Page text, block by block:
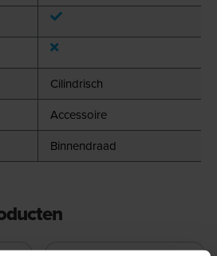
Cilindrisch
Accessoire
Binnendraad